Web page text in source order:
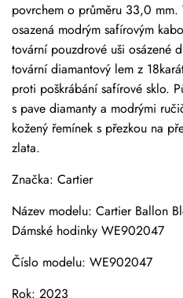
povrchem o průměru 33,0 mm.
osazená modrým safírovým
tovární pouzdrové uši osázené
tovární diamantový lem z
proti poškrábání safírové sklo.
s pave diamanty a modrými
kožený řemínek s přezkou na
zlata.
Značka: Cartier
Název modelu: Cartier Ballon
Dámské hodinky WE902047
Číslo modelu: WE902047
Rok: 2023